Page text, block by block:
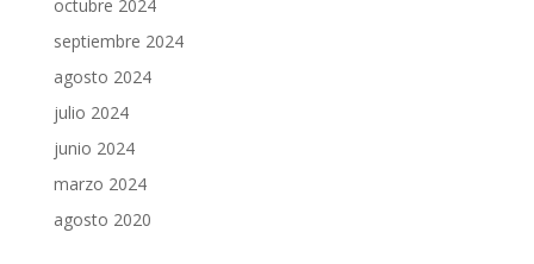
octubre 2024
septiembre 2024
agosto 2024
julio 2024
junio 2024
marzo 2024
agosto 2020